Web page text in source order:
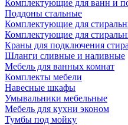
Комплектующие для ванн и
Поддоны стальные
Комплектующие для
Комплектующие для
Краны для подключения
Шланги сливные и наливные
Мебель для ванных комнат
Комплекты мебели
Навесные шкафы
Умывальники мебельные
Мебель для кухни эконом
Тумбы под мойку